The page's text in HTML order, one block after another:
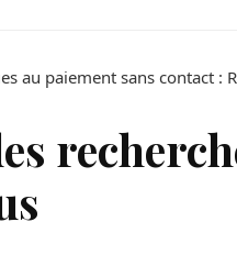
au paiement sans contact :